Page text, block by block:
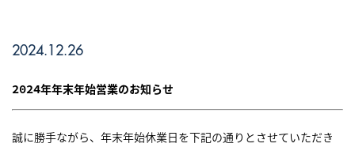
2024.12.26
2024年年末年始営業のお知らせ
誠に勝手ながら、年末年始休業日を下記の通りとさせていただき